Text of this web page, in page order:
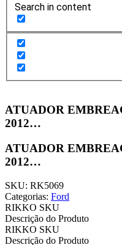
Search in content
ATUADOR
2012…
ATUADOR
2012…
SKU: RK5069
Categorias: Ford
RIKKO SKU
Descrição do Produto
RIKKO SKU
Descrição do Produto